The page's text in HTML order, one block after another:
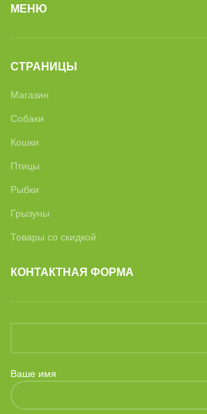
МЕНЮ
СТРАНИЦЫ
Магазин
Собаки
Кошки
Птицы
Рыбки
Грызуны
Товары со скидкой
КОНТАКТНАЯ ФОРМА
Ваше имя